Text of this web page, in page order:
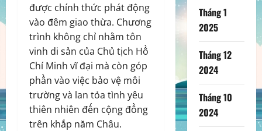
được chính thức phát động
vào đêm giao thừa. Chương
trình không chỉ nhằm tôn
vinh di sản của Chủ tịch Hồ
Chí Minh vĩ đại mà còn góp
phần vào việc bảo vệ môi
trường và lan tỏa tình yêu
thiên nhiên đến cộng đồng
trên khắp năm Châu.
Tháng 1
2025
Tháng 12
2024
Tháng 10
2024